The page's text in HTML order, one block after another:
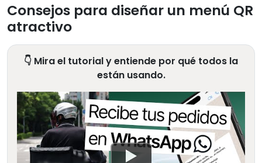
Consejos para diseñar un menú QR
atractivo
👇 Mira el tutorial y entiende por qué todos la
están usando.